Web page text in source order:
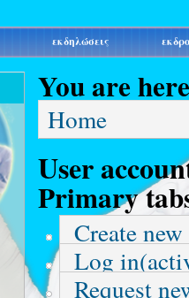
εκδηλώσεις
You are here
Home
User
Primary
Create
Log in
Request